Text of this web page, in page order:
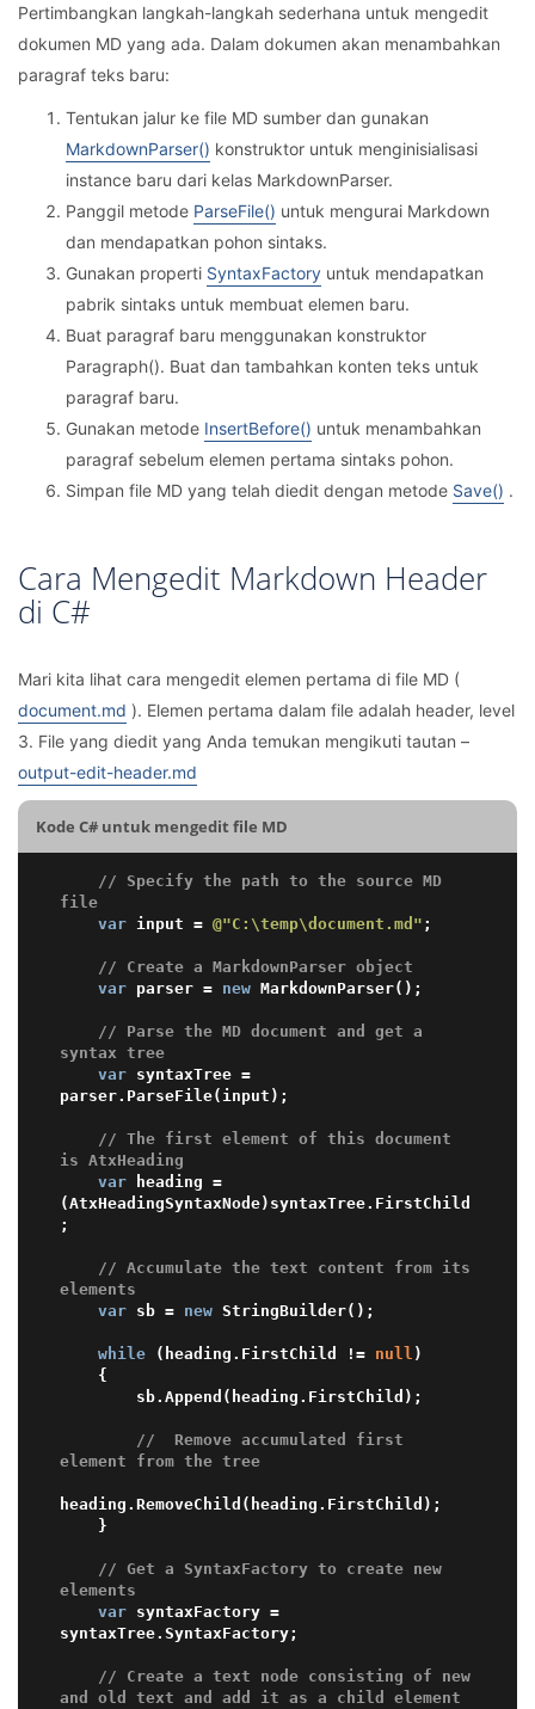
Pertimbangkan langkah-langkah sederhana untuk mengedit
dokumen MD yang ada. Dalam dokumen akan menambahkan
paragraf teks baru:
Tentukan jalur ke file MD sumber dan gunakan
MarkdownParser() konstruktor untuk menginisialisasi
instance baru dari kelas MarkdownParser.
Panggil metode ParseFile() untuk mengurai Markdown
dan mendapatkan pohon sintaks.
Gunakan properti SyntaxFactory untuk mendapatkan
pabrik sintaks untuk membuat elemen baru.
Buat paragraf baru menggunakan konstruktor
Paragraph(). Buat dan tambahkan konten teks untuk
paragraf baru.
Gunakan metode InsertBefore() untuk menambahkan
paragraf sebelum elemen pertama sintaks pohon.
Simpan file MD yang telah diedit dengan metode Save() .
Cara Mengedit Markdown Header
di C#
Mari kita lihat cara mengedit elemen pertama di file MD (
document.md ). Elemen pertama dalam file adalah header, level
3. File yang diedit yang Anda temukan mengikuti tautan –
output-edit-header.md
Kode C# untuk mengedit file MD
// Specify the path to the source MD
file
var input = @"C:\temp\document.md" ;
// Create a MarkdownParser object
var parser = new MarkdownParser();
// Parse the MD document and get a
syntax tree
var syntaxTree =
parser.ParseFile(input);
// The first element of this document
is AtxHeading
var heading =
(AtxHeadingSyntaxNode)syntaxTree.FirstChild
;
// Accumulate the text content from its
elements
var sb = new StringBuilder();
while (heading.FirstChild != null )
//  Remove accumulated first
element from the tree
heading.RemoveChild(heading.FirstChild);
// Get a SyntaxFactory to create new
elements
var syntaxFactory =
syntaxTree.SyntaxFactory;
// Сreate a text node consisting of new
and old text and add it as a child element